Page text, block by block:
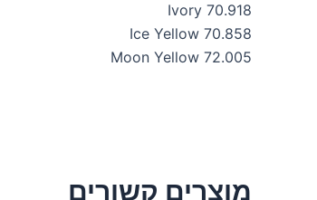
70.918 Ivory
70.858 Ice Yellow
72.005 Moon Yellow
מוצרים קשורים